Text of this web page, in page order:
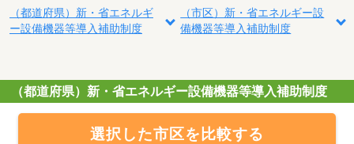
（都道府県）新・省エネルギ
ー設備機器等導入補助制度
（市区）新・省エネルギー設
備機器等導入補助制度
（都道府県）新・省エネルギー設備機器等導入補助制度
選択した市区を比較する